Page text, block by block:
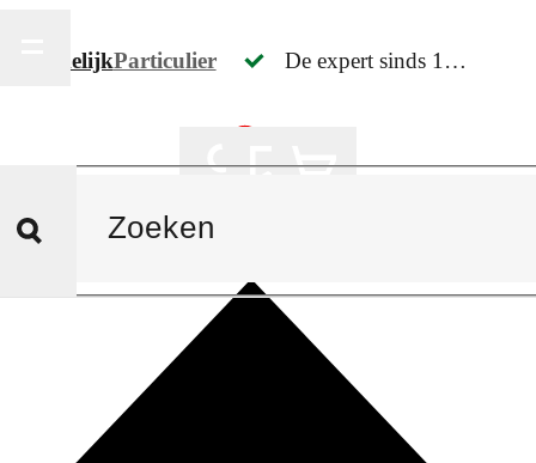
ZakelijkParticulier De expert sinds 1918 & Meer dan 150.000 artikelen